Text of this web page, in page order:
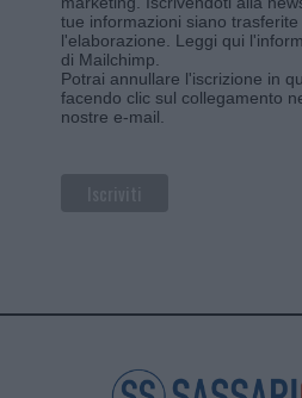
tue informazioni siano
l'elaborazione. Leggi qui
di Mailchimp
Potrai annullare l'iscrizione in
facendo clic sul collegamento
nostre e-mail.